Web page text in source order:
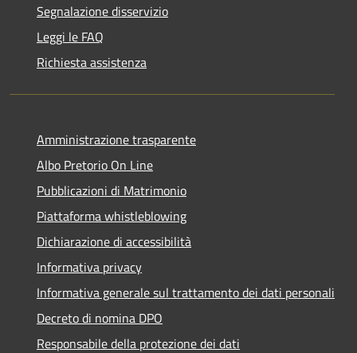
Segnalazione disservizio
Leggi le FAQ
Richiesta assistenza
Amministrazione trasparente
Albo Pretorio On Line
Pubblicazioni di Matrimonio
Piattaforma whistleblowing
Dichiarazione di accessibilità
Informativa privacy
Informativa generale sul trattamento dei dati personali
Decreto di nomina DPO
Responsabile della protezione dei dati